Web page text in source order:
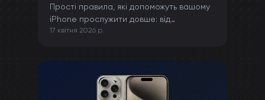
Прості правила, які допоможуть вашому
iPhone прослужити довше: від
правильної зарядки до захисту від
17 квітня 2026 р.